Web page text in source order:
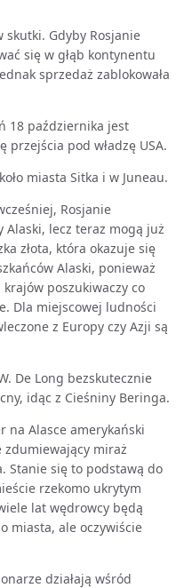
skutki. Gdyby Rosjanie
się w głąb kontynentu
sprzedaż zablokowała
18 października jest
pod władzę USA.
miasta Sitka i w Juneau.
Rosjanie
lecz teraz mogą już
złota, która okazuje się
Alaski, ponieważ
poszukiwaczy co
Dla miejscowej ludności
z Europy czy Azji są
De Long bezskutecznie
idąc z Cieśniny Beringa.
na Alasce amerykański
zdumiewający miraż
Stanie się to podstawą do
rzekomo ukrytym
lat wędrowcy będą
miasta, ale oczywiście
działają wśród